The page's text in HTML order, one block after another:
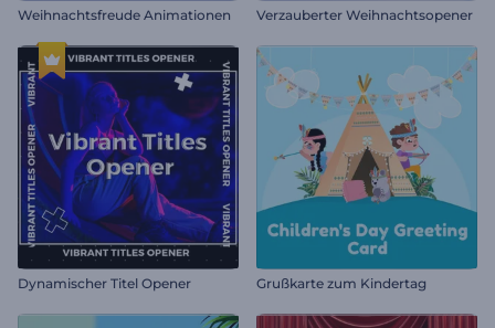
Weihnachtsfreude Animationen Verzauberter Weihnachtsopener
Dynamischer Titel Opener Grußkarte zum Kindertag